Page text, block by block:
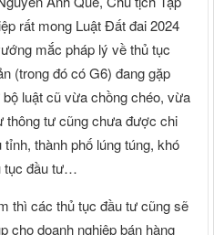
rất mong Luật Đất đai 2024
mắc pháp lý về thủ tục
(trong đó có G6) đang gặp
luật cũ vừa chồng chéo, vừa
thông tư cũng chưa được chi
thành phố lúng túng, khó
tục đầu tư…
thì các thủ tục đầu tư cũng sẽ
cho doanh nghiệp bán hàng